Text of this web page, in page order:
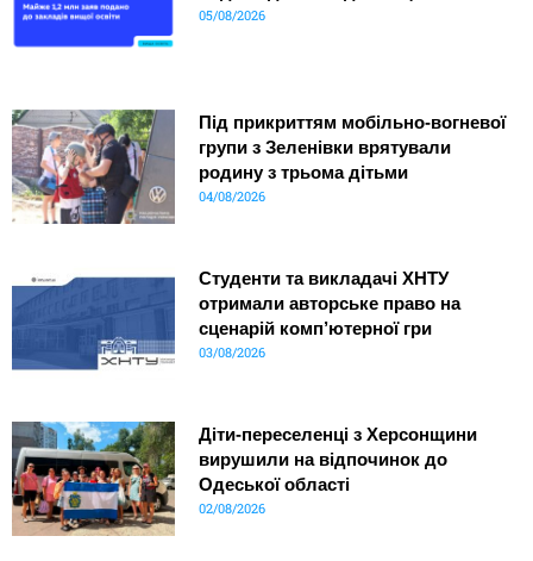
05/08/2026
Під прикриттям мобільно-вогневої
групи з Зеленівки врятували
родину з трьома дітьми
04/08/2026
Студенти та викладачі ХНТУ
отримали авторське право на
сценарій комп’ютерної гри
03/08/2026
Діти-переселенці з Херсонщини
вирушили на відпочинок до
Одеської області
02/08/2026